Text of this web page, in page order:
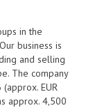
in the
business is
and selling
The company
EUR
approx. 4,500